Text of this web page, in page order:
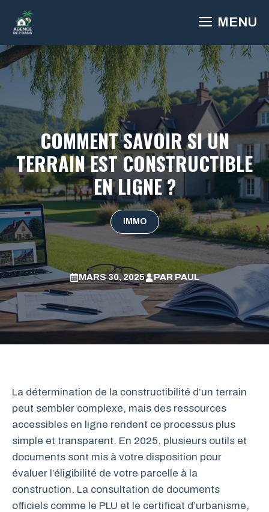
MENU
COMMENT SAVOIR SI UN
TERRAIN EST CONSTRUCTIBLE
EN LIGNE ?
IMMO
MARS 30, 2025 PARPAUL
La détermination de la constructibilité d’un terrain
peut sembler complexe, mais des ressources
accessibles en ligne rendent ce processus plus
simple et transparent. En 2025, plusieurs outils et
documents sont mis à votre disposition pour
évaluer l’éligibilité de votre parcelle à la
construction. La consultation de documents
officiels comme le PLU et le certificat d’urbanisme,